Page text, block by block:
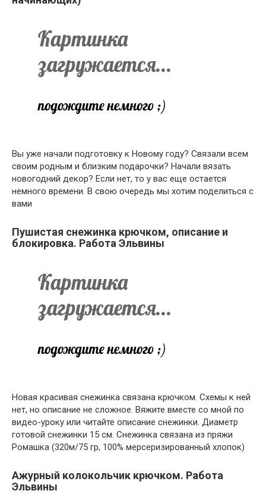
Вы уже начали подготовку к Новому году? Связали всем
своим родным и близким подарочки? Начали вязать
новогодний декор? Если нет, то у вас еще остается
немного времени. В свою очередь мы хотим поделиться с
вами
Пушистая снежинка крючком, описание и
блокировка. Работа Эльвины
Новая красивая снежинка связана крючком. Схемы к ней
нет, но описание не сложное. Вяжите вместе со мной по
видео-уроку или читайте описание снежинки. Диаметр
готовой снежинки 15 см. Снежинка связана из пряжи
Ромашка (320м/75 гр, 100% мерсеризированный хлопок)
Ажурный колокольчик крючком. Работа
Эльвины